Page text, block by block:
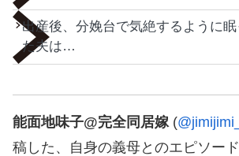
出産後、分娩台で気絶するように
た夫は…
能面地味子@完全同居嫁 (
稿した、自身の義母とのエピソー